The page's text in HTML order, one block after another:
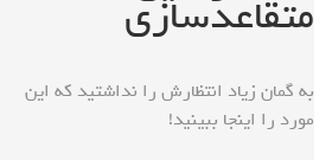
متقاعدسازی
به گمان زیاد انتظارش را نداشتید که این
مورد را اینجا ببینید!